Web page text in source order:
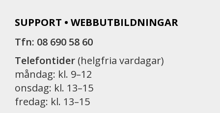
SUPPORT • WEBBUTBILDNINGAR
Tfn: 08 690 58 60
Telefontider (helgfria vardagar)
måndag: kl. 9–12
onsdag: kl. 13–15
fredag: kl. 13–15